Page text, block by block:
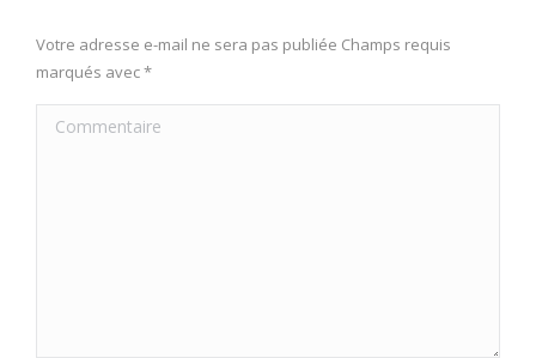
Votre adresse e-mail ne sera pas publiée Champs requis
marqués avec*
Commentaire